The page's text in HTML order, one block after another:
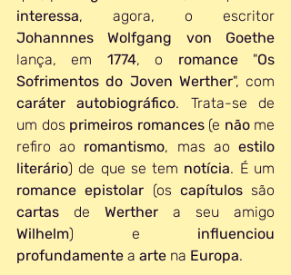
interessa
Johannnes Wolfgang von Goethe
lança, em 1774, o romance "Os
Sofrimentos do Joven Werther
caráter autobiográfico. Trata-se de
um dos primeiros romances (e não me
refiro ao romantismo, mas ao estilo
literário) de que se tem notícia
romance epistolar (os capítulos
cartas de Werther
Wilhelm) e influenciou
profundamente a arte na Europa.